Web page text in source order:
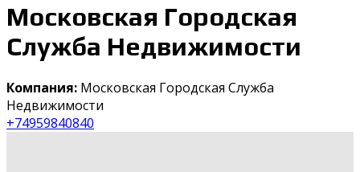
Московская Городская
Служба Недвижимости
Компания: Московская Городская Служба
Недвижимости
+74959840840